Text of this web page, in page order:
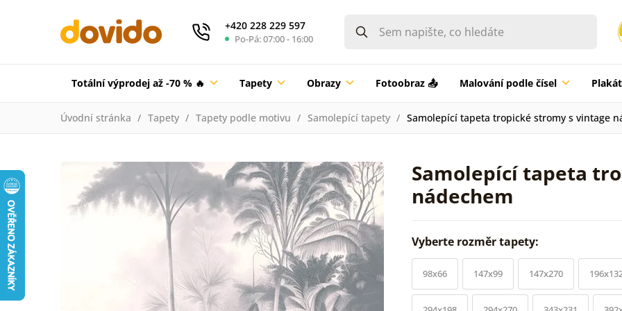
+420 228 229 597
Po-Pá: 07:00 - 16:00
Totální výprodej až -70 % 🔥 Tapety Obrazy Fotoobraz 📤 Malování podle čísel
Úvodní stránka Tapety Tapety podle motivu Samolepící tapety Samolepící tapeta tropické stromy s vintage
Samolepící tapeta
nádechem
Vyberte rozměr tapety:
98x66 147x99 147x270